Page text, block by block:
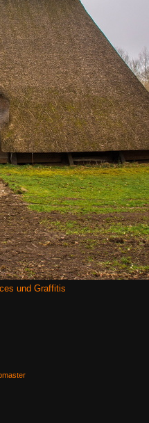
und Graffitis